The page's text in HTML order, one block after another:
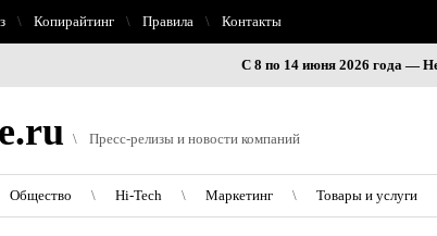
Копирайтинг Правила Контакты
С 8 по 14 июня 2026 года — Неделя
Пресс-релизы и новости компаний
Общество Hi-Tech Маркетинг Товары и услуги